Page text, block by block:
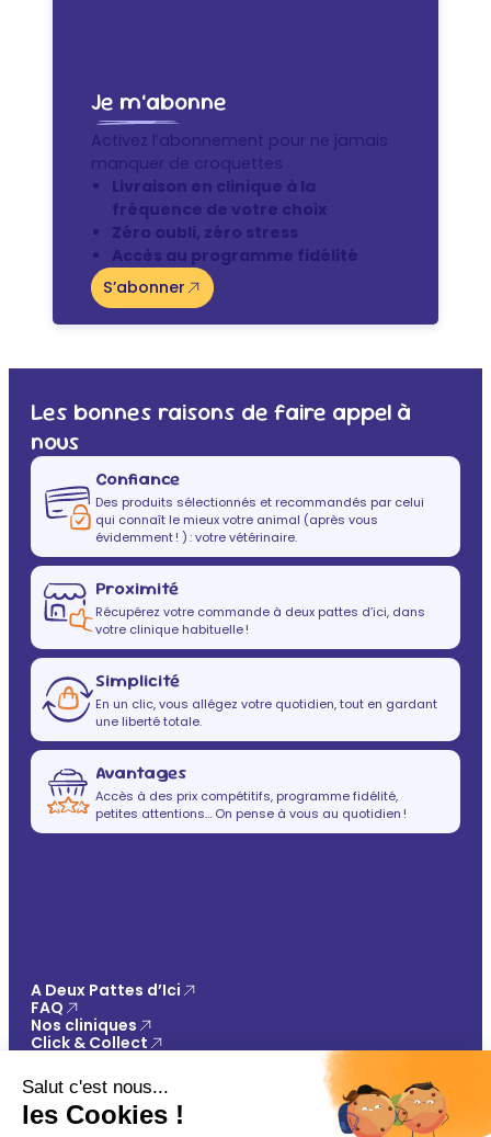
Je m’abonne
Activez l’abonnement pour ne jamais
manquer de croquettes
Livraison en clinique à la
fréquence de votre choix
Zéro oubli, zéro stress
Accès au programme fidélité
S’abonner
Les bonnes raisons de faire appel à
nous
Confiance
Des produits sélectionnés et recommandés par celui
qui connaît le mieux votre animal (après vous
évidemment ! ) : votre vétérinaire.
Proximité
Récupérez votre commande à deux pattes d’ici, dans
votre clinique habituelle !
Simplicité
En un clic, vous allégez votre quotidien, tout en gardant
une liberté totale.
Avantages
Accès à des prix compétitifs, programme fidélité,
petites attentions… On pense à vous au quotidien !
A Deux Pattes d’Ici
FAQ
Nos cliniques
Click & Collect
Vos avantages
Conseils
Paiement 100% sécurisé